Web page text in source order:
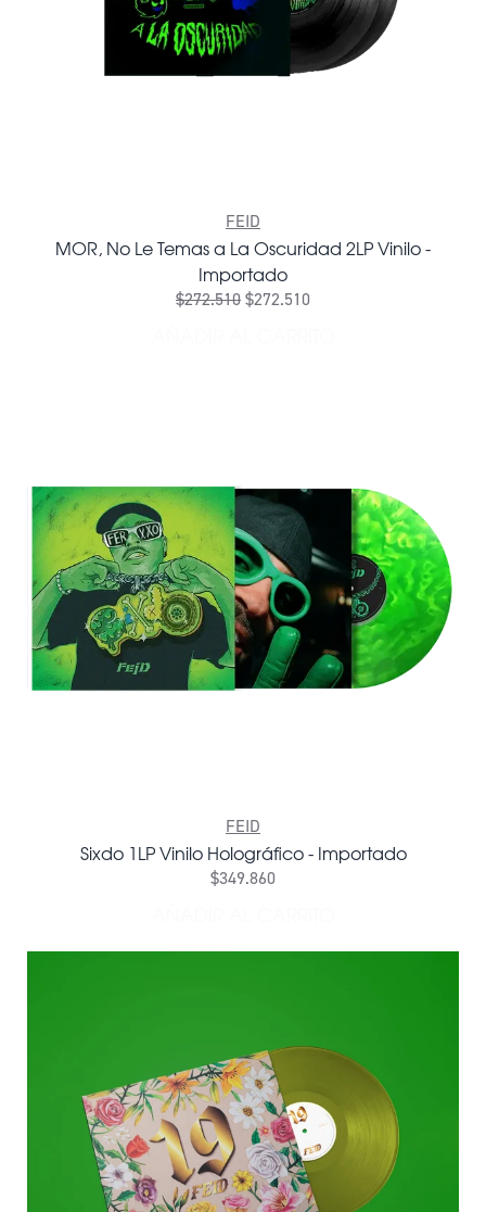
FEID
MOR, No Le Temas a La Oscuridad 2LP Vinilo -
Importado
$272.510$272.510
FEID
Sixdo 1LP Vinilo Holográfico - Importado
$349.860